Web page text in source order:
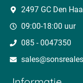
2497 GC Den
09:00-18:00 uur
085 - 0047350